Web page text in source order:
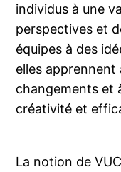
individus à une
perspectives et
équipes à des
elles apprennent
changements et
créativité et
La notion de